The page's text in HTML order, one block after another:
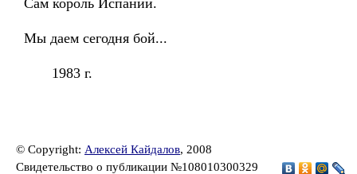
Сам король Испании.
Мы даем сегодня бой...
1983 г.
© Copyright: Алексей Кайдалов, 2008
Свидетельство о публикации №108010300329